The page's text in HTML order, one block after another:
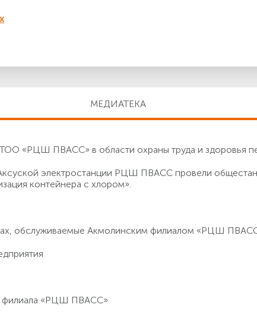
МЕДИАТЕКА
«РЦШ ПВАСС» в области охраны труда и здоровья
электростанции РЦШ ПВАСС провели
контейнера с хлором».
обслуживаемые Акмолинским филиалом «РЦШ
филиала «РЦШ ПВАСС»